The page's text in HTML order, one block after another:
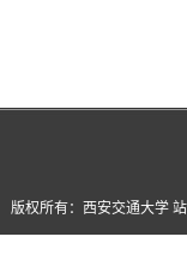
版权所有：西安交通大学